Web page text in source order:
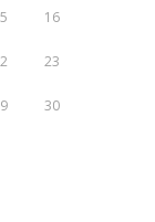
16
23
30